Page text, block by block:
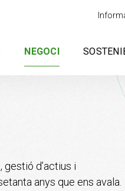
NEGOCI
gestió d’actius i
anys que ens avala.